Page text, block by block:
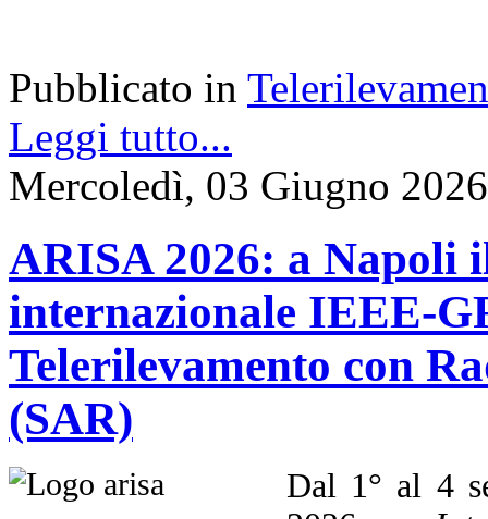
Pubblicato in
Leggi tutto...
Mercoledì, 03 Giugno
ARISA 2026: a Napoli
internazionale IEEE-
Telerilevamento con
(SAR)
Dal 1° al 4